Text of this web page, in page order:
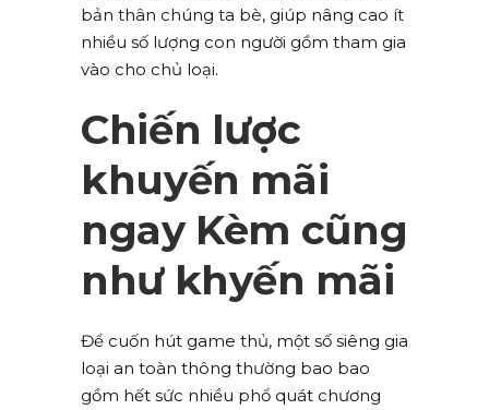
bản thân chúng ta bè, giúp nâng cao ít
nhiều số lượng con người gồm tham gia
vào cho chủ loại.
Chiến lược
khuyến mãi
ngay Kèm cũng
như khyến mãi
Để cuốn hút game thủ, một số siêng gia
loại an toàn thông thường bao bao
gồm hết sức nhiều phổ quát chương